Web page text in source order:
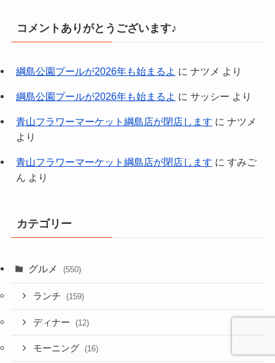
コメントありがとうございます♪
綱島公園プールが2026年も始まるよ に ナツメ より
綱島公園プールが2026年も始まるよ に サッシー より
青山フラワーマーケット綱島店が閉店します に ナツメ
より
青山フラワーマーケット綱島店が閉店します に すみご
ん より
カテゴリー
グルメ (550)
ランチ (159)
ディナー (12)
モーニング (16)